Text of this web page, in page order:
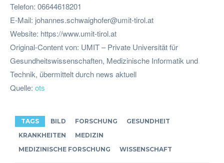
Telefon: 06644618201
E-Mail: johannes.schwaighofer@umit-tirol.at
Website: https://www.umit-tirol.at
Original-Content von: UMIT – Private Universität für
Gesundheitswissenschaften, Medizinische Informatik und
Technik, übermittelt durch news aktuell
Quelle: ots
TAGS BILD FORSCHUNG
GESUNDHEIT
KRANKHEITEN
MEDIZIN
MEDIZINISCHE FORSCHUNG
WISSENSCHAFT